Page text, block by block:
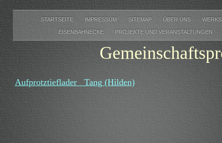
STARTSEITE IMPRESSUM SITEMAP ÜBER UNS
EISENBAHNECKE PROJEKTE UND VERANSTALTUNGEN
Aufprotztieflader Tang (Hilden)